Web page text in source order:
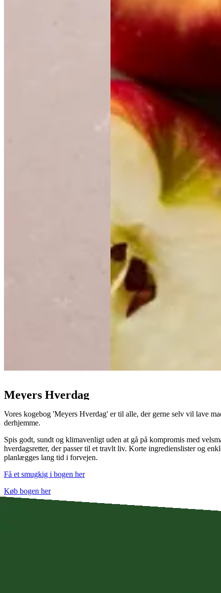
Meyers Hverdag
Vores kogebog 'Meyers Hverdag' er til alle, der gerne selv vil lave
derhjemme.
Spis godt, sundt og klimavenligt uden at gå på kompromis med
hverdagsretter, der passer til et travlt liv. Korte ingredienslister og
planlægges lang tid i forvejen.
Få et smugkig i bogen her
Køb bogen her